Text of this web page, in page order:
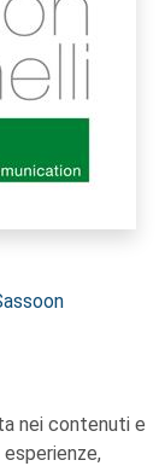
nei contenuti e